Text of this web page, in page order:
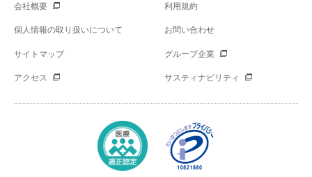
会社概要 利用規約
個人情報の取り扱いについて お問い合わせ
サイトマップ グループ企業
アクセス サスティナビリティ